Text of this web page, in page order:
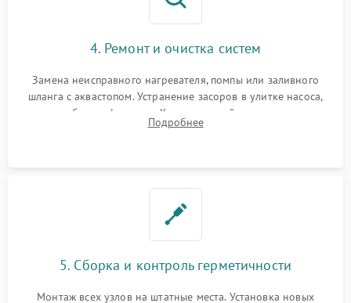
4. Ремонт и очистка систем
Замена неисправного нагревателя, помпы или заливного
шланга с аквастопом. Устранение засоров в улитке насоса,
патрубках и фильтрах. Компонентный ремонт платы
управления, восстановление поврежденной проводки.
Подробнее
5. Сборка и контроль герметичности
Монтаж всех узлов на штатные места. Установка новых